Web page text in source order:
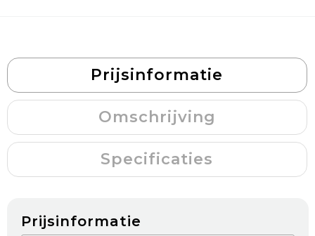
Prijsinformatie
Omschrijving
Specificaties
Prijsinformatie